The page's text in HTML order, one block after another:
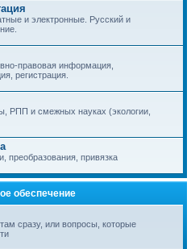
и электронные. Русский и
правовая информация,
регистрация.
РПП и смежных науках (экологии,
преобразования, привязка
обеспечение
сразу, или вопросы, которые